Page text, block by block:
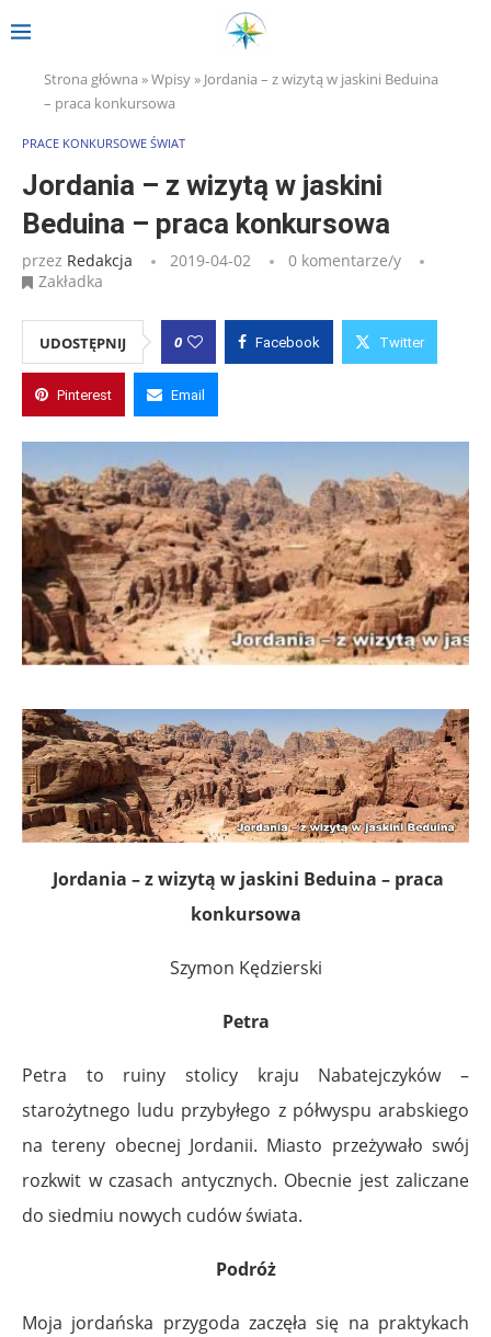
Strona główna »Wpisy» Jordania – z wizytą w jaskini Beduina
– praca konkursowa
PRACE KONKURSOWE ŚWIAT
Jordania – z wizytą w jaskini
Beduina – praca konkursowa
przez Redakcja 2019-04-02
0 komentarze/y
Zakładka
UDOSTĘPNIJ 0 Facebook Twitter
Pinterest Email
Jordania – z wizytą w jaskini Beduina – praca
konkursowa
Szymon Kędzierski
Petra
Petra to ruiny stolicy kraju Nabatejczyków –
starożytnego ludu przybyłego z półwyspu arabskiego
na tereny obecnej Jordanii. Miasto przeżywało swój
rozkwit w czasach antycznych. Obecnie jest zaliczane
do siedmiu nowych cudów świata.
Podróż
Moja jordańska przygoda zaczęła się na praktykach